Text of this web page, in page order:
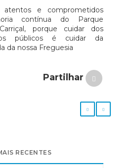
atentos e comprometidos
contínua do Parque
porque cuidar dos
públicos é cuidar da
da nossa Freguesia
Partilhar
RECENTES